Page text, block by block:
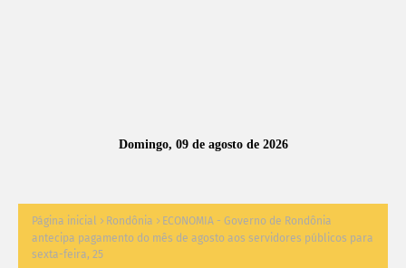
Domingo, 09 de agosto de 2026
Página inicial Rondônia
ECONOMIA - Governo de Rondônia
antecipa pagamento do mês de agosto aos servidores públicos para
sexta-feira, 25